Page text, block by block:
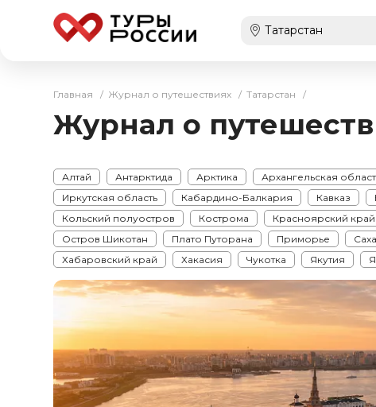
Главная / Журнал о путешествиях /Татарстан /
Журнал о
Алтай Антарктида Арктика Архангельская
Иркутская область
Кабардино-Балкария Кавказ
Кольский полуостров
Кострома Красноярский край
Остров Шикотан
Плато Путорана Приморье
Хабаровский край
Хакасия Чукотка Якутия